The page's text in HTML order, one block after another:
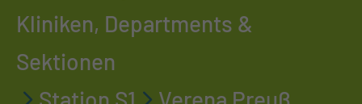
Kliniken, Departments &
Sektionen